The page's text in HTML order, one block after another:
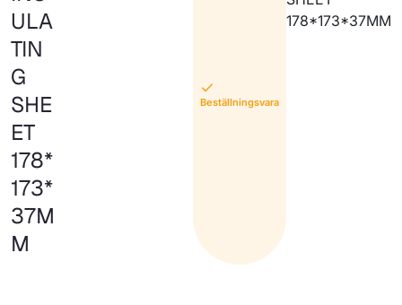
ULA
TIN
G
SHE
ET
178*
173*
37M
M
Beställningsvara
178*173*37MM